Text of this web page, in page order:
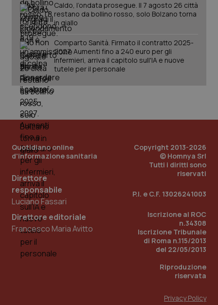
Caldo, l’ondata prosegue. Il 7 agosto 26 città
restano da bollino rosso, solo Bolzano torna
in giallo
Comparto Sanità. Firmato il contratto 2025-
2027. Aumenti fino a 240 euro per gli
infermieri, arriva il capitolo sull'IA e nuove
tutele per il personale
Quotidiano online
d'informazione sanitaria
Direttore
responsabile
Luciano Fassari
Direttore editoriale
Francesco Maria Avitto
Copyright 2013-2026
© Homnya Srl
Tutti i diritti sono
riservati
P.I. e C.F. 13026241003
Iscrizione al ROC
n.34308
Iscrizione Tribunale
di Roma n.115/2013
del 22/05/2013
Riproduzione
riservata
Privacy Policy
PHPSESSID
PHP.net
www.quotidianosanita.it